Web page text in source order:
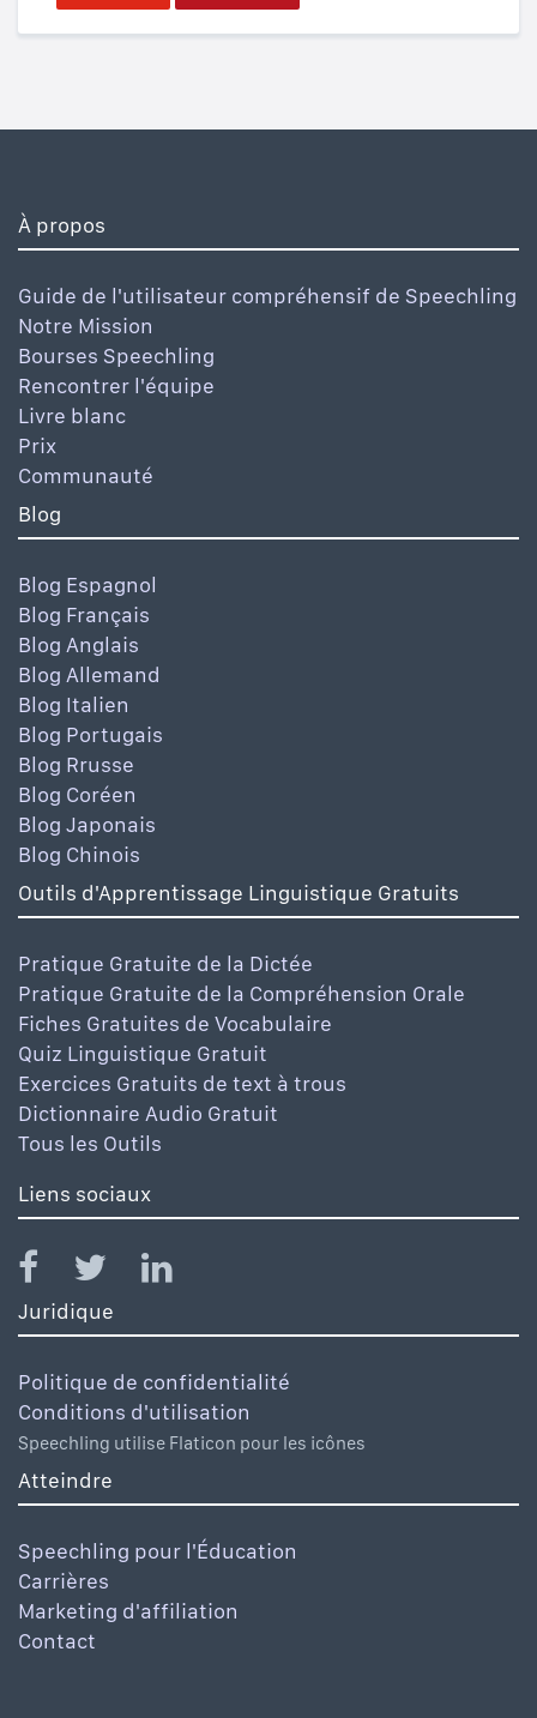
À propos
Guide de l'utilisateur compréhensif de Speechling
Notre Mission
Bourses Speechling
Rencontrer l'équipe
Livre blanc
Prix
Communauté
Blog
Blog Espagnol
Blog Français
Blog Anglais
Blog Allemand
Blog Italien
Blog Portugais
Blog Rrusse
Blog Coréen
Blog Japonais
Blog Chinois
Outils d'Apprentissage Linguistique Gratuits
Pratique Gratuite de la Dictée
Pratique Gratuite de la Compréhension Orale
Fiches Gratuites de Vocabulaire
Quiz Linguistique Gratuit
Exercices Gratuits de text à trous
Dictionnaire Audio Gratuit
Tous les Outils
Liens sociaux
Juridique
Politique de confidentialité
Conditions d'utilisation
Speechling utilise Flaticon pour les icônes
Atteindre
Speechling pour l'Éducation
Carrières
Marketing d'affiliation
Contact